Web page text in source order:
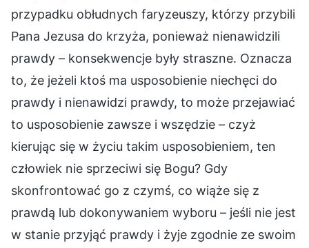
przypadku obłudnych faryzeuszy, którzy przybili
Pana Jezusa do krzyża, ponieważ nienawidzili
prawdy – konsekwencje były straszne. Oznacza
to, że jeżeli ktoś ma usposobienie niechęci do
prawdy i nienawidzi prawdy, to może przejawiać
to usposobienie zawsze i wszędzie – czyż
kierując się w życiu takim usposobieniem, ten
człowiek nie sprzeciwi się Bogu? Gdy
skonfrontować go z czymś, co wiąże się z
prawdą lub dokonywaniem wyboru – jeśli nie jest
w stanie przyjąć prawdy i żyje zgodnie ze swoim